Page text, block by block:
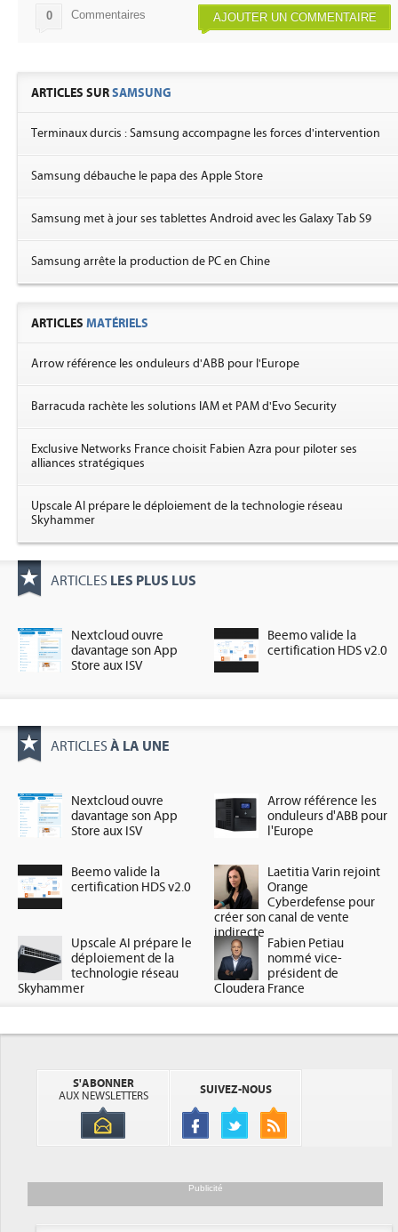
AJOUTER UN COMMENTAIRE
0 Commentaires
ARTICLES SURSAMSUNG
Terminaux durcis : Samsung accompagne les forces d'intervention
Samsung débauche le papa des Apple Store
Samsung met à jour ses tablettes Android avec les Galaxy Tab S9
Samsung arrête la production de PC en Chine
ARTICLES MATÉRIELS
Arrow référence les onduleurs d'ABB pour l'Europe
Barracuda rachète les solutions IAM et PAM d'Evo Security
Exclusive Networks France choisit Fabien Azra pour piloter ses
alliances stratégiques
Upscale AI prépare le déploiement de la technologie réseau
Skyhammer
ARTICLES LES PLUS LUS
Nextcloud ouvre
davantage son App
Store aux ISV
Beemo valide la
certification HDS v2.0
ARTICLES À LA UNE
Nextcloud ouvre
davantage son App
Store aux ISV
Arrow référence les
onduleurs d'ABB pour
l'Europe
Beemo valide la
certification HDS v2.0
Laetitia Varin rejoint
Orange
Cyberdefense pour
créer son canal de vente
indirecte
Upscale AI prépare le
déploiement de la
technologie réseau
Skyhammer
Fabien Petiau
nommé vice-
président de
Cloudera France
S'ABONNER
AUX NEWSLETTERS
SUIVEZ-NOUS
Publicité